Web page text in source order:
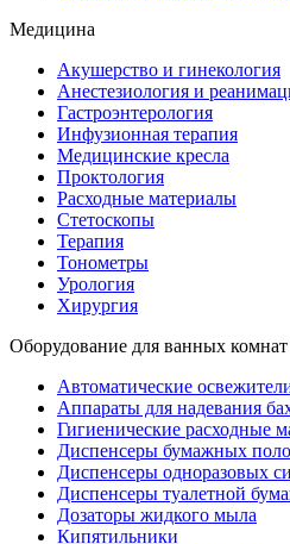
Медицина
Акушерство и гинекология
Анестезиология и
Гастроэнтерология
Инфузионная терапия
Медицинские кресла
Проктология
Расходные материалы
Стетоскопы
Терапия
Тонометры
Урология
Хирургия
Оборудование для ванных комнат
Автоматические
Аппараты для надевания
Гигиенические расходные
Диспенсеры бумажных
Диспенсеры одноразовых
Диспенсеры туалетной
Дозаторы жидкого мыла
Кипятильники